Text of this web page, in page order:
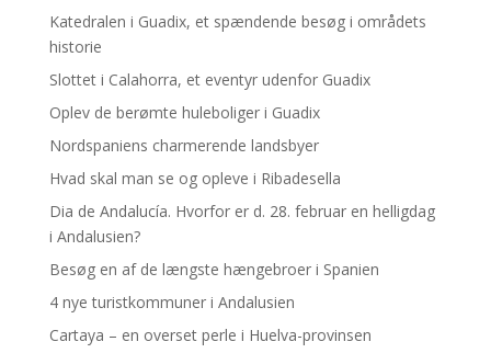
Katedralen i Guadix, et spændende besøg i områdets
historie
Slottet i Calahorra, et eventyr udenfor Guadix
Oplev de berømte huleboliger i Guadix
Nordspaniens charmerende landsbyer
Hvad skal man se og opleve i Ribadesella
Dia de Andalucía. Hvorfor er d. 28. februar en helligdag
i Andalusien?
Besøg en af de længste hængebroer i Spanien
4 nye turistkommuner i Andalusien
Cartaya – en overset perle i Huelva-provinsen